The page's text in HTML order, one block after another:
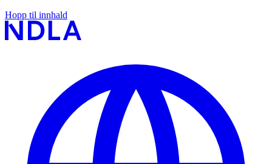
Hopp til innhald